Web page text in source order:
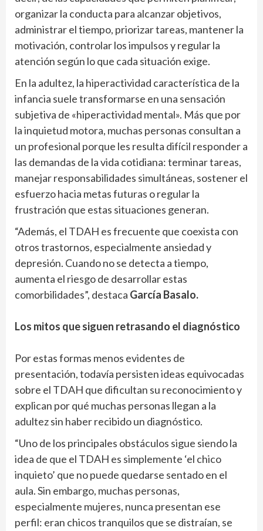
organizar la conducta para alcanzar objetivos,
administrar el tiempo, priorizar tareas, mantener la
motivación, controlar los impulsos y regular la
atención según lo que cada situación exige.
En la adultez, la hiperactividad característica de la
infancia suele transformarse en una sensación
subjetiva de «hiperactividad mental». Más que por
la inquietud motora, muchas personas consultan a
un profesional porque les resulta difícil responder a
las demandas de la vida cotidiana: terminar tareas,
manejar responsabilidades simultáneas, sostener el
esfuerzo hacia metas futuras o regular la
frustración que estas situaciones generan.
“Además, el TDAH es frecuente que coexista con
otros trastornos, especialmente ansiedad y
depresión. Cuando no se detecta a tiempo,
aumenta el riesgo de desarrollar estas
comorbilidades”, destaca García Basalo.
Los mitos que siguen retrasando el diagnóstico
Por estas formas menos evidentes de
presentación, todavía persisten ideas equivocadas
sobre el TDAH que dificultan su reconocimiento y
explican por qué muchas personas llegan a la
adultez sin haber recibido un diagnóstico.
“Uno de los principales obstáculos sigue siendo la
idea de que el TDAH es simplemente ‘el chico
inquieto’ que no puede quedarse sentado en el
aula. Sin embargo, muchas personas,
especialmente mujeres, nunca presentan ese
perfil: eran chicos tranquilos que se distraían, se